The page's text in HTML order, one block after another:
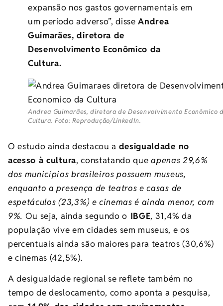
expansão nos gastos governamentais em
um período adverso”, disseAndrea
Guimarães, diretora de
Desenvolvimento Econômico da
Cultura.
Andrea Guimarães, diretora de Desenvolvimento Econômico
Cultura. Foto: Reprodução/LinkedIn.
O estudo ainda destacou a desigualdade no
acesso à cultura, constatando queapenas 29,6%
dos municípios brasileiros possuem museus,
enquanto a presença de teatros e casas de
espetáculos (23,3%) e cinemas é ainda menor, com
9%. Ou seja, ainda segundo o IBGE, 31,4% da
população vive em cidades sem museus, e os
percentuais ainda são maiores para teatros (30,6%)
e cinemas (42,5%).
A desigualdade regional se reflete também no
tempo de deslocamento, como aponta a pesquisa,